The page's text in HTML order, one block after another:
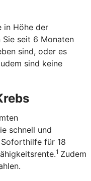
in Höhe der
Sie seit 6 Monaten
sind, oder es
sind keine
schnell und
für 18
1 Zudem